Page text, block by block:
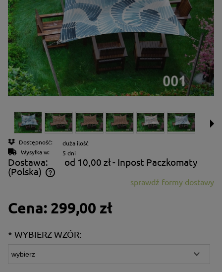
Dostępność:
duża ilość
Wysyłka w:
5 dni
Dostawa: od 10,00 zł- Inpost Paczkomaty
(Polska)
Cena nie zawiera ewentualnych kosztów płatnościsprawdź formy dostawy
Cena: 299,00 zł
* WYBIERZ WZÓR: